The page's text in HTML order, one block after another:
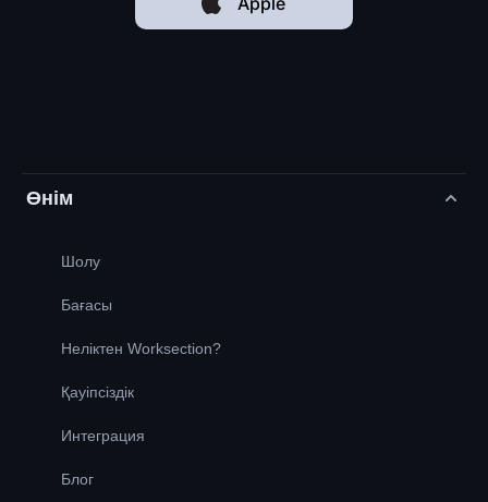
Өнім
Шолу
Бағасы
Неліктен Worksection?
Қауіпсіздік
Интеграция
Блог